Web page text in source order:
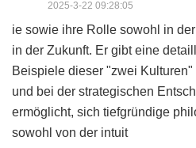
2025-3-22 09:28:05
ie sowie ihre Rolle sowohl in
in der Zukunft. Er gibt eine
Beispiele dieser "zwei
und bei der strategischen
ermöglicht, sich tiefgründige
sowohl von der intuit